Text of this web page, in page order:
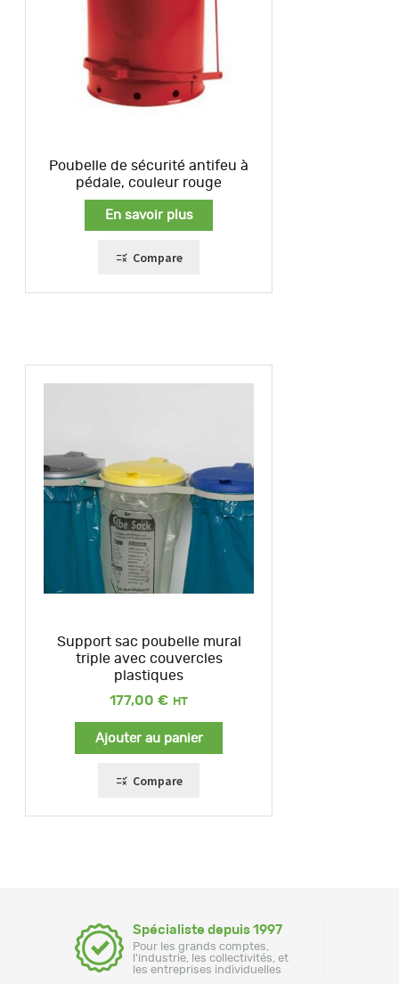
Poubelle de sécurité antifeu à
pédale, couleur rouge
En savoir plus
Compare
Support sac poubelle mural
triple avec couvercles
plastiques
177,00 €
Ajouter au panier
Compare
Spécialiste depuis 1997
Pour les grands comptes,
l'industrie, les collectivités, et
les entreprises individuelles